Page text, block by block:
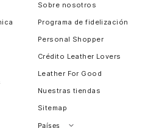
Sobre nosotros
Programa de fidelización
Personal Shopper
Crédito Leather Lovers
Leather For Good
Nuestras tiendas
Sitemap
Países